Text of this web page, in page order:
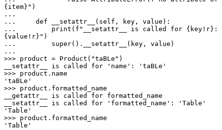
{item}")
...
...     def __setattr__(self, key, value):
...         print(f"__setattr__ is called for {key!r}:
{value!r}")
...         super().__setattr__(key, value)
...
>>> product = Product("taBLe")
__setattr__ is called for 'name': 'taBLe'
>>> product.name
'taBLe'
>>> product.formatted_name
__getattr__ is called for formatted_name
__setattr__ is called for 'formatted_name': 'Table'
'Table'
>>> product.formatted_name
'Table'